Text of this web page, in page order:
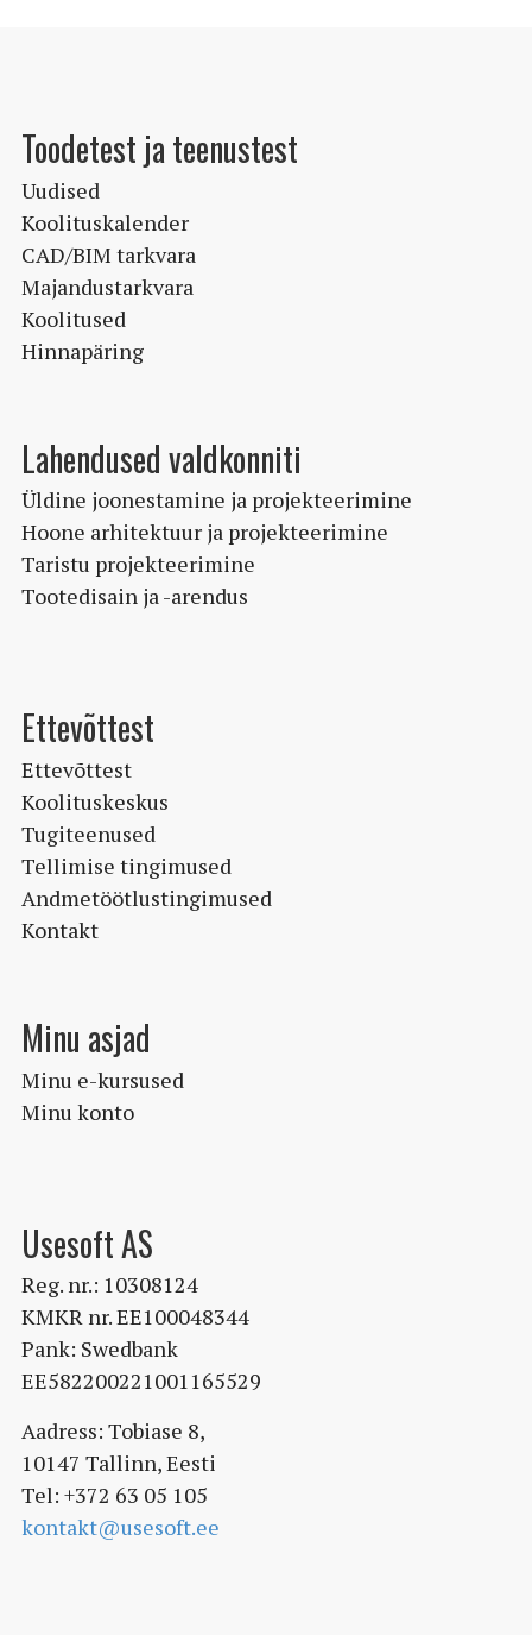
Toodetest ja teenustest
Uudised
Koolituskalender
CAD/BIM tarkvara
Majandustarkvara
Koolitused
Hinnapäring
Lahendused valdkonniti
Üldine joonestamine ja projekteerimine
Hoone arhitektuur ja projekteerimine
Taristu projekteerimine
Tootedisain ja -arendus
Ettevõttest
Ettevõttest
Koolituskeskus
Tugiteenused
Tellimise tingimused
Andmetöötlustingimused
Kontakt
Minu asjad
Minu e-kursused
Minu konto
Usesoft AS
Reg. nr.: 10308124
KMKR nr. EE100048344
Pank: Swedbank
EE582200221001165529
Aadress: Tobiase 8,
10147 Tallinn, Eesti
Tel: +372 63 05 105
kontakt@usesoft.ee